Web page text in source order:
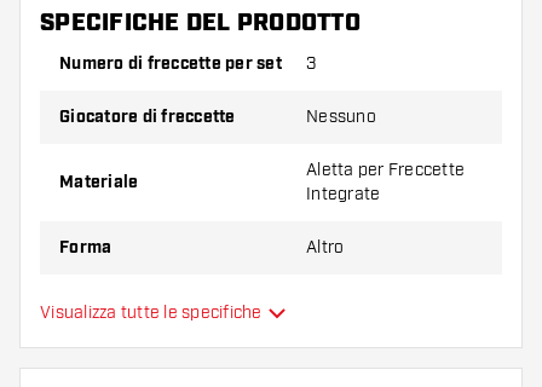
numero di alette e di astine. Questi possono
Provate una forma, un materiale o uno
variante vi si addice di più!
SPECIFICHE DEL PRODOTTO
Numero di freccette per set 3
Giocatore di freccette Nessuno
Materiale
Aletta per Freccette
Integrate
Forma Altro
Tipo
Visualizza tutte le specifiche